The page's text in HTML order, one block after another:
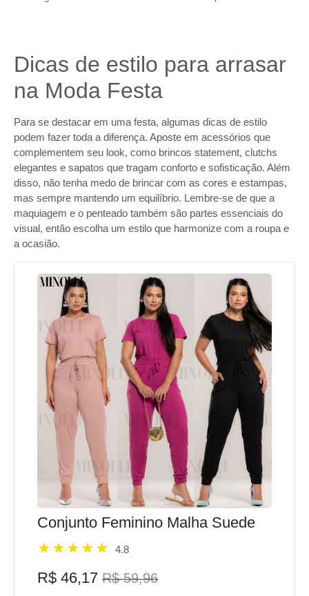
Dicas de estilo para arrasar
na Moda Festa
Para se destacar em uma festa, algumas dicas de estilo
podem fazer toda a diferença. Aposte em acessórios que
complementem seu look, como brincos statement, clutchs
elegantes e sapatos que tragam conforto e sofisticação. Além
disso, não tenha medo de brincar com as cores e estampas,
mas sempre mantendo um equilíbrio. Lembre-se de que a
maquiagem e o penteado também são partes essenciais do
visual, então escolha um estilo que harmonize com a roupa e
a ocasião.
Conjunto Feminino Malha Suede
4.8
R$ 46,17 R$ 59,96